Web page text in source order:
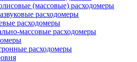
(массовые) расходомеры
расходомеры
расходомеры
массовые расходомеры
расходомеры